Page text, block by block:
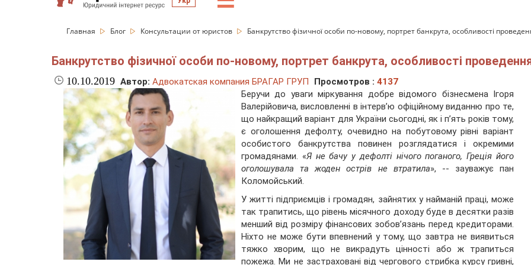
Главная Блог Консультации от юристов Банкрутство фізичної особи по-новому, портрет банкрута, особливості
Банкрутство фізичної особи по-новому, портрет банкрута, особливості
10.10.2019 Автор: Адвокатская компания БРАГАР ГРУП Просмотров : 4137
Беручи до уваги міркування добре відомого бізнесмена Ігоря
Валерійовича, висловленні в інтерв’ю офіційному виданню про те,
що найкращий варіант для України сьогодні, як і п’ять років тому,
є оголошення дефолту, очевидно на побутовому рівні варіант
особистого банкрутства повинен розглядатися і окремими
громадянами. «Я не бачу у дефолті нічого поганого, Греція його
оголошувала та жоден острів не втратила», -- зауважує пан
Коломойський.
У житті підприємців і громадян, зайнятих у найманій праці, може
так трапитись, що рівень місячного доходу буде в десятки разів
менший від розміру фінансових зобов’язань перед кредиторами.
Ніхто не може бути впевнений у тому, що завтра не виявиться
тяжко хворим, що не викрадуть цінності або ж трапиться
пожежа. Ми не застраховані від чергового стрибка курсу гривні,